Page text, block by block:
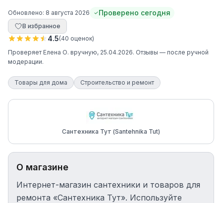
Обновлено: 8 августа 2026 Проверено сегодня
В избранное
4.5(40 оценок)
Проверяет Елена О. вручную, 25.04.2026. Отзывы — после ручной
модерации.
Товары для дома Строительство и ремонт
Сантехника Тут (Santehnika Tut)
О магазине
Интернет-магазин сантехники и товаров для
ремонта «Сантехника Тут». Используйте